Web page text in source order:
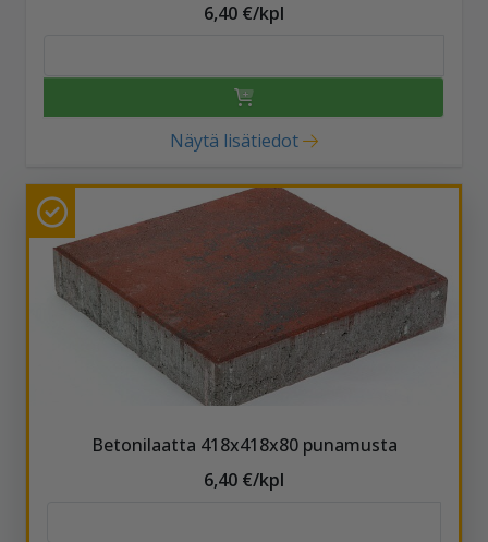
6,40 €/kpl
Näytä lisätiedot
Betonilaatta 418x418x80 punamusta
6,40 €/kpl